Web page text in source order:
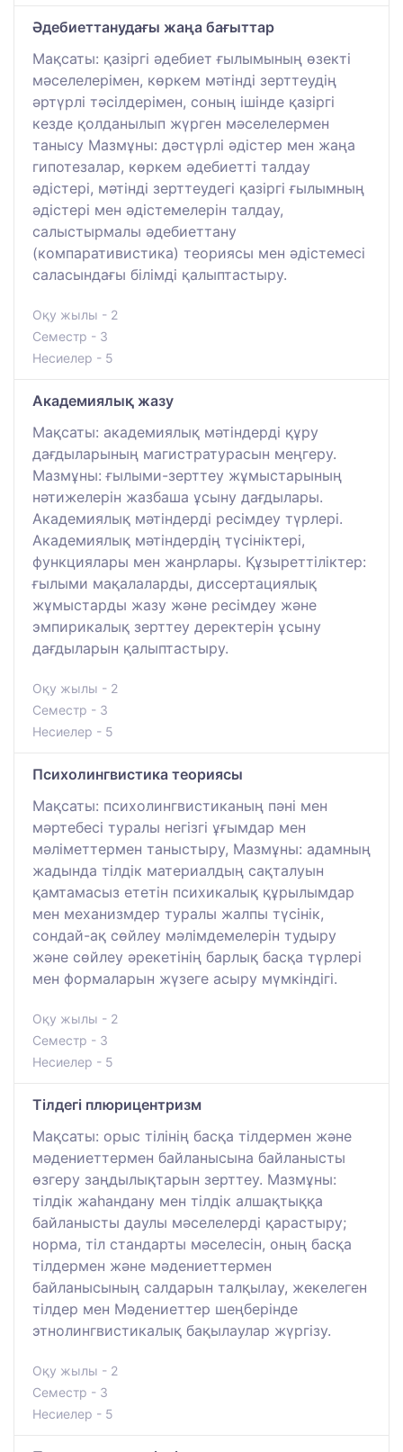
Әдебиеттанудағы жаңа бағыттар
Мақсаты: қазіргі әдебиет ғылымының өзекті
мәселелерімен, көркем мәтінді зерттеудің
әртүрлі тәсілдерімен, соның ішінде қазіргі
кезде қолданылып жүрген мәселелермен
танысу Мазмұны: дәстүрлі әдістер мен жаңа
гипотезалар, көркем әдебиетті талдау
әдістері, мәтінді зерттеудегі қазіргі ғылымның
әдістері мен әдістемелерін талдау,
салыстырмалы әдебиеттану
(компаративистика) теориясы мен әдістемесі
саласындағы білімді қалыптастыру.
Оқу жылы - 2
Семестр - 3
Несиелер - 5
Академиялық жазу
Мақсаты: академиялық мәтіндерді құру
дағдыларының магистратурасын меңгеру.
Мазмұны: ғылыми-зерттеу жұмыстарының
нәтижелерін жазбаша ұсыну дағдылары.
Академиялық мәтіндерді ресімдеу түрлері.
Академиялық мәтіндердің түсініктері,
функциялары мен жанрлары. Құзыреттіліктер:
ғылыми мақалаларды, диссертациялық
жұмыстарды жазу және ресімдеу және
эмпирикалық зерттеу деректерін ұсыну
дағдыларын қалыптастыру.
Оқу жылы - 2
Семестр - 3
Несиелер - 5
Психолингвистика теориясы
Мақсаты: психолингвистиканың пәні мен
мәртебесі туралы негізгі ұғымдар мен
мәліметтермен таныстыру, Мазмұны: адамның
жадында тілдік материалдың сақталуын
қамтамасыз ететін психикалық құрылымдар
мен механизмдер туралы жалпы түсінік,
сондай-ақ сөйлеу мәлімдемелерін тудыру
және сөйлеу әрекетінің барлық басқа түрлері
мен формаларын жүзеге асыру мүмкіндігі.
Оқу жылы - 2
Семестр - 3
Несиелер - 5
Тілдегі плюрицентризм
Мақсаты: орыс тілінің басқа тілдермен және
мәдениеттермен байланысына байланысты
өзгеру заңдылықтарын зерттеу. Мазмұны:
тілдік жаһандану мен тілдік алшақтыққа
байланысты даулы мәселелерді қарастыру;
норма, тіл стандарты мәселесін, оның басқа
тілдермен және мәдениеттермен
байланысының салдарын талқылау, жекелеген
тілдер мен Мәдениеттер шеңберінде
этнолингвистикалық бақылаулар жүргізу.
Оқу жылы - 2
Семестр - 3
Несиелер - 5